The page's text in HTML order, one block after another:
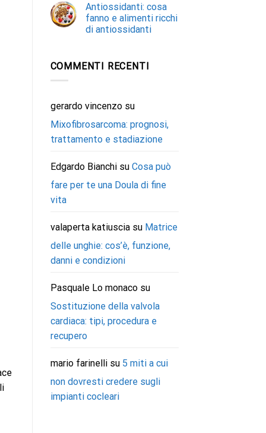
Antiossidanti: cosa
fanno e alimenti ricchi
di antiossidanti
COMMENTI RECENTI
gerardo vincenzosu
Mixofibrosarcoma: prognosi,
trattamento e stadiazione
Edgardo Bianchisu Cosa può
fare per te una Doula di fine
vita
valaperta katiusciasu Matrice
delle unghie: cos’è, funzione,
danni e condizioni
Pasquale Lo monacosu
Sostituzione della valvola
cardiaca: tipi, procedura e
recupero
mario farinellisu 5 miti a cui
non dovresti credere sugli
impianti cocleari